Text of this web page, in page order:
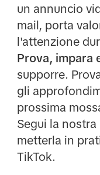
un annuncio
mail, porta
l'attenzione
Prova, impara
supporre.
gli
prossima
Segui la nostra
metterla in
TikTok.